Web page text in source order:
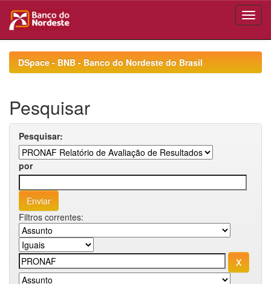
navigationDSpace - BNB - Banco do Nordeste do Brasil
Pesquisar
Pesquisar:
por
Filtros correntes: